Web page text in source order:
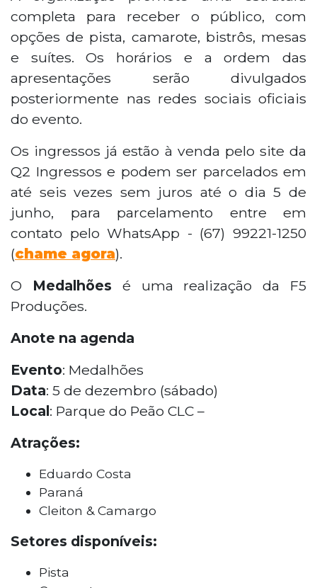
completa para receber o público, com
opções de pista, camarote, bistrôs, mesas
e suítes. Os horários e a ordem das
apresentações serão divulgados
posteriormente nas redes sociais oficiais
do evento.
Os ingressos já estão à venda pelo site da
Q2 Ingressos e podem ser parcelados em
até seis vezes sem juros até o dia 5 de
junho, para parcelamento entre em
contato pelo WhatsApp - (67) 99221-1250
(chame agora).
O Medalhões é uma realização da F5
Produções.
Anote na agenda
Evento: Medalhões
Data: 5 de dezembro (sábado)
Local: Parque do Peão CLC –
Atrações:
Eduardo Costa
Paraná
Cleiton & Camargo
Setores disponíveis:
Pista